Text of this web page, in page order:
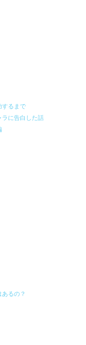
るまで
に告白した話
るの？